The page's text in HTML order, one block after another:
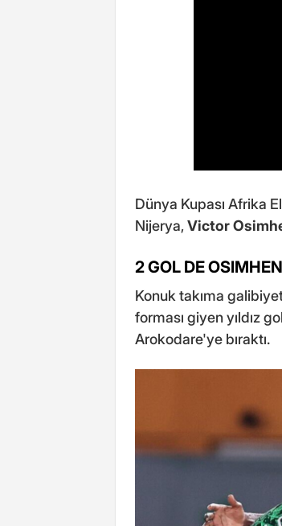
Dünya Kupası Afrika
Nijerya,Victor
2 GOL DE
Konuk takıma
forması giyen yıldız
Arokodare'ye bıraktı.